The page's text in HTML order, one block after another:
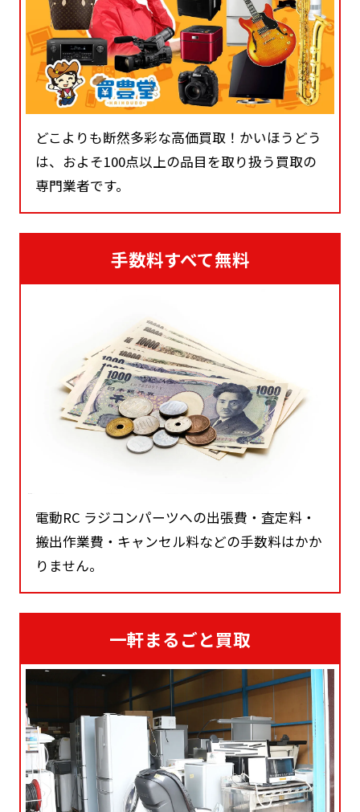
どこよりも断然多彩な高価買取！かいほうどう
は、およそ100点以上の品目を取り扱う買取の
専門業者です。
手数料すべて無料
電動RC ラジコンパーツへの出張費・査定料・
搬出作業費・キャンセル料などの手数料はかか
りません。
一軒まるごと買取